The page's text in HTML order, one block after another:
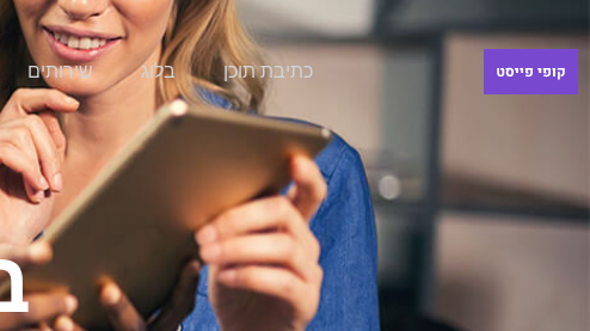
כתיבת תוכן בלוג שירותים